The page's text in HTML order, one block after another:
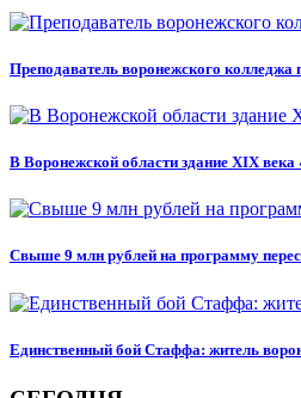
Преподаватель воронежского колледжа
В Воронежской области здание XIX
Свыше 9 млн рублей на программу
Единственный бой Стаффа: житель